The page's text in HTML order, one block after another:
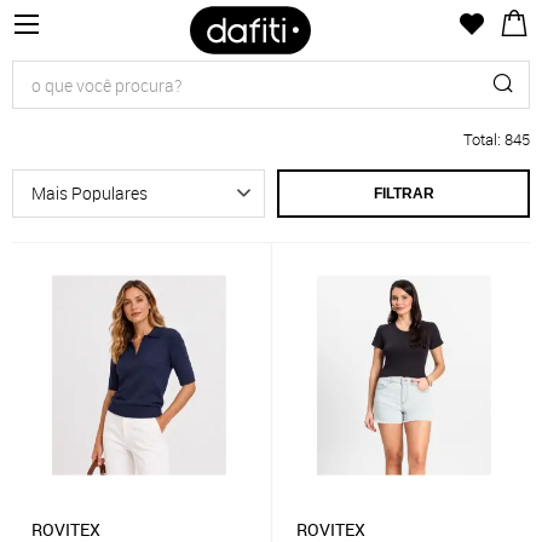
Total: 845
FILTRAR
ROVITEX
ROVITEX